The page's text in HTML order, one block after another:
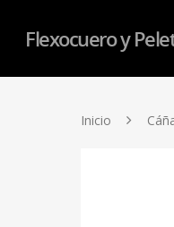
Flexocuero y
Inicio